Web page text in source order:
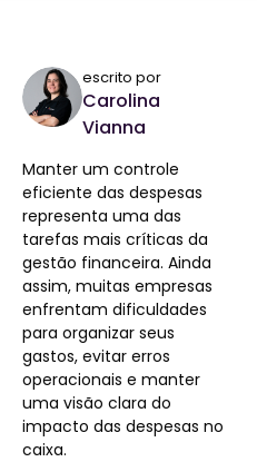
escrito por
Carolina
Vianna
Manter um controle
eficiente das despesas
representa uma das
tarefas mais críticas da
gestão financeira. Ainda
assim, muitas empresas
enfrentam dificuldades
para organizar seus
gastos, evitar erros
operacionais e manter
uma visão clara do
impacto das despesas no
caixa.